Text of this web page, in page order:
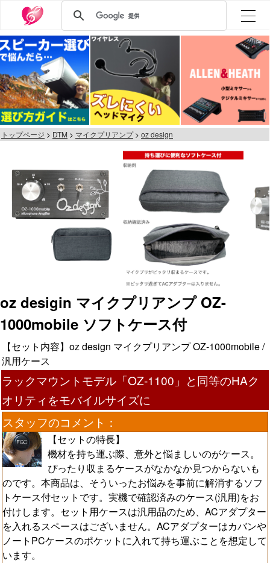
トップページ DTM マイクプリアンプ oz design
oz desigin マイクプリアンプ OZ-
1000mobile ソフトケース付
【セット内容】oz design マイクプリアンプ OZ-1000mobile /
汎用ケース
ラックマウントモデル「OZ-1100」と同等のHAク
オリティをモバイルサイズに
スタッフのコメント：
【セットの特長】
機材を持ち運ぶ際、意外と悩ましいのがケース。
ぴったり収まるケースがなかなか見つからないも
のです。本商品は、そういったお悩みを事前に解消するソフ
トケース付セットです。実機で確認済みのケース(汎用)をお
付けします。セット用ケースは汎用品のため、ACアダプター
を入れるスペースはございません。ACアダプターはカバンや
ノートPCケースのポケットに入れて持ち運ぶことを想定して
います。